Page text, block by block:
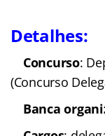
Detalhes:
Concurso:
(Concurso
Banca